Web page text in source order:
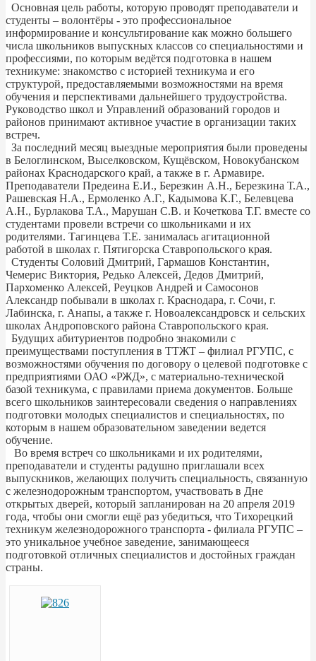
Основная цель работы, которую проводят преподаватели и
студенты – волонтёры - это профессиональное
информирование и консультирование как можно большего
числа школьников выпускных классов со специальностями и
профессиями, по которым ведётся подготовка в нашем
техникуме: знакомство с историей техникума и его
структурой, предоставляемыми возможностями на время
обучения и перспективами дальнейшего трудоустройства.
Руководство школ и Управлений образований городов и
районов принимают активное участие в организации таких
встреч.
За последний месяц выездные мероприятия были проведены
в Белоглинском, Выселковском, Кущёвском, Новокубанском
районах Краснодарского край, а также в г. Армавире.
Преподаватели Предеина Е.И., Березкин А.Н., Березкина Т.А.,
Рашевская Н.А., Ермоленко А.Г., Кадымова К.Г., Белевцева
А.Н., Бурлакова Т.А., Марушан С.В. и Кочеткова Т.Г. вместе со
студентами провели встречи со школьниками и их
родителями. Тагинцева Т.Е. занималась агитационной
работой в школах г. Пятигорска Ставропольского края.
Студенты Соловий Дмитрий, Гармашов Константин,
Чемерис Виктория, Редько Алексей, Дедов Дмитрий,
Пархоменко Алексей, Реуцков Андрей и Самосонов
Александр побывали в школах г. Краснодара, г. Сочи, г.
Лабинска, г. Анапы, а также г. Новоалександровск и сельских
школах Андроповского района Ставропольского края.
Будущих абитуриентов подробно знакомили с
преимуществами поступления в ТТЖТ – филиал РГУПС, с
возможностями обучения по договору о целевой подготовке с
предприятиями ОАО «РЖД», с материально-технической
базой техникума, с правилами приема документов. Больше
всего школьников заинтересовали сведения о направлениях
подготовки молодых специалистов и специальностях, по
которым в нашем образовательном заведении ведется
обучение.
Во время встреч со школьниками и их родителями,
преподаватели и студенты радушно приглашали всех
выпускников, желающих получить специальность, связанную
с железнодорожным транспортом, участвовать в Дне
открытых дверей, который запланирован на 20 апреля 2019
года, чтобы они смогли ещё раз убедиться, что Тихорецкий
техникум железнодорожного транспорта - филиала РГУПС –
это уникальное учебное заведение, занимающееся
подготовкой отличных специалистов и достойных граждан
страны.